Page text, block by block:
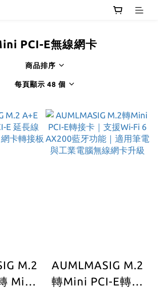
PCI-E無線網卡
商品排序
每頁顯示 48 個
M.2
Mini
AUMLMASIG M.2
轉Mini PCI-E轉接